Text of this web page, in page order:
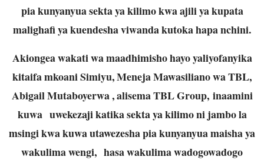
pia kunyanyua sekta ya kilimo kwa ajili ya kupata
malighafi ya kuendesha viwanda kutoka hapa nchini.
Akiongea wakati wa maadhimisho hayo yaliyofanyika
kitaifa mkoani Simiyu, Meneja Mawasiliano wa TBL,
Abigail Mutaboyerwa , alisema TBL Group, inaamini
kuwa uwekezaji katika sekta ya kilimo ni jambo la
msingi kwa kuwa utawezesha pia kunyanyua maisha ya
wakulima wengi, hasa wakulima wadogowadogo